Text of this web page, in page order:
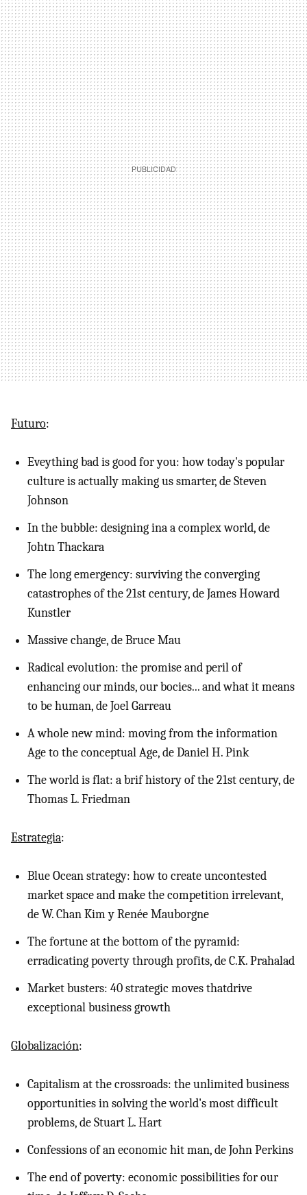
Futuro:
Eveything bad is good for you: how today's popular
culture is actually making us smarter, de Steven
Johnson
In the bubble: designing ina a complex world, de
Johtn Thackara
The long emergency: surviving the converging
catastrophes of the 21st century, de James Howard
Kunstler
Massive change, de Bruce Mau
Radical evolution: the promise and peril of
enhancing our minds, our bocies... and what it means
to be human, de Joel Garreau
A whole new mind: moving from the information
Age to the conceptual Age, de Daniel H. Pink
The world is flat: a brif history of the 21st century, de
Thomas L. Friedman
Estrategia:
Blue Ocean strategy: how to create uncontested
market space and make the competition irrelevant,
de W. Chan Kim y Renée Mauborgne
The fortune at the bottom of the pyramid:
erradicating poverty through profits, de C.K. Prahalad
Market busters: 40 strategic moves thatdrive
exceptional business growth
Globalización:
Capitalism at the crossroads: the unlimited business
opportunities in solving the world's most difficult
problems, de Stuart L. Hart
Confessions of an economic hit man, de John Perkins
The end of poverty: economic possibilities for our